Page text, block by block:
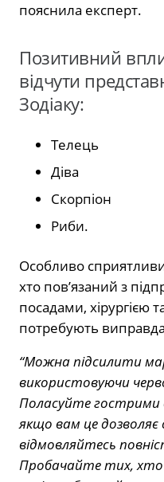
пояснила експерт.
Позитивний
відчути
Зодіаку:
Телець
Діва
Скорпіон
Риби.
Особливо
хто пов’язаний з
посадами, хірургією
потребують
“Можна підсилити
використовуючи
Поласуйте гострими
якщо вам це дозволяє
відмовляйтесь
Пробачайте тих, хто